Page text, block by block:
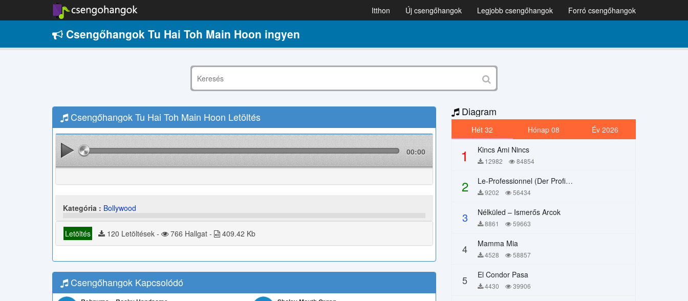
Itthon Új csengőhangok Legjobb csengőhangok Forró csengőhangok
Csengőhangok Tu Hai Toh Main Hoon ingyen
Csengőhangok Tu Hai Toh Main Hoon Letöltés
00:00
Kategória : Bollywood
Letöltés 120 Letöltések - 766 Hallgat - 409.42 Kb
Csengőhangok Kapcsolódó
Diagram
Hét 32 Hónap 08 Év 2026
1 Kincs Ami Nincs
12982 84854
2 Le-Professionnel (Der Profi) – Chi Mai
9202 56434
3 Nélküled – Ismerős Arcok
8861 59663
4 Mamma Mia
4528 58857
5 El Condor Pasa
4430 39906